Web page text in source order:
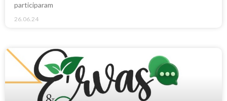
participaram
26.06.24